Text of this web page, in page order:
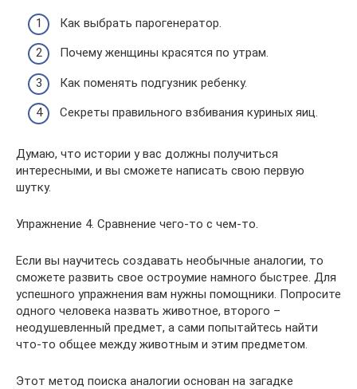
Как выбрать парогенератор.
Почему женщины красятся по утрам.
Как поменять подгузник ребенку.
Секреты правильного взбивания куриных яиц.
Думаю, что истории у вас должны получиться
интересными, и вы сможете написать свою первую
шутку.
Упражнение 4. Сравнение чего-то с чем-то.
Если вы научитесь создавать необычные аналогии, то
сможете развить свое остроумие намного быстрее. Для
успешного упражнения вам нужны помощники. Попросите
одного человека назвать животное, второго –
неодушевленный предмет, а сами попытайтесь найти
что-то общее между животным и этим предметом.
Этот метод поиска аналогии основан на загадке